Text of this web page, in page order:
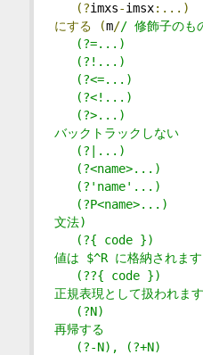
(?imxs-imsx:...)
にする
(m// 修飾子のも
(?=...)           ゼ
(?!...)           ゼ
(?<=...)          ゼ
(?<!...)          ゼ
(?>...)           出
バックトラックしない
(?|...)           分
(?<name>...)
(?'name'...)      名
(?P<name>...)
文法)
(?{ code })       埋
値は $^R に格納されます
(??{ code })      動
正規表現として扱われます
(?N)              サ
再帰する
(?-N), (?+N)